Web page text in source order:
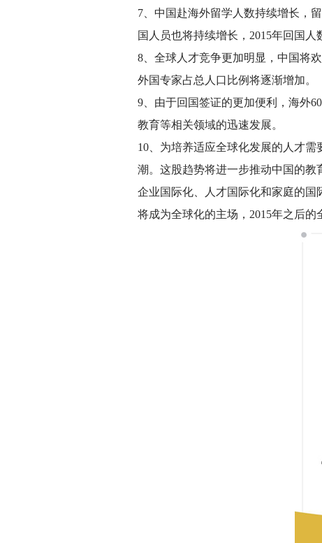
7、中国赴海外留学人数持续增长，
国人员也将持续增长，2015年回国人
8、全球人才竞争更加明显，中国将
外国专家占总人口比例将逐渐增加。
9、由于回国签证的更加便利，海外
教育等相关领域的迅速发展。
10、为培养适应全球化发展的人才
潮。这股趋势将进一步推动中国的教
企业国际化、人才国际化和家庭的国
将成为全球化的主场，2015年之后的